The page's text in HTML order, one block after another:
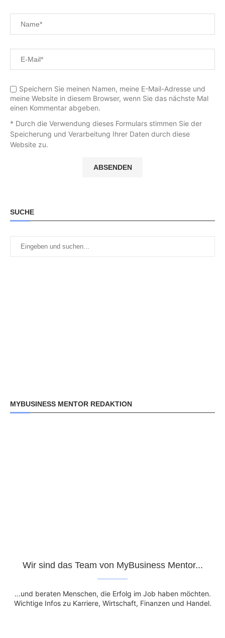
Speichern Sie meinen Namen, meine E-Mail-Adresse und
meine Website in diesem Browser, wenn Sie das nächste Mal
einen Kommentar abgeben.
* Durch die Verwendung dieses Formulars stimmen Sie der
Speicherung und Verarbeitung Ihrer Daten durch diese
Website zu.
SUCHE
MYBUSINESS MENTOR REDAKTION
Wir sind das Team von MyBusiness Mentor...
...und beraten Menschen, die Erfolg im Job haben möchten.
Wichtige Infos zu Karriere, Wirtschaft, Finanzen und Handel.